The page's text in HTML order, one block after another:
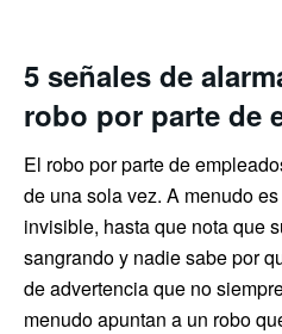
5 señales de
robo por parte de
El robo por parte de
de una sola vez. A menudo
invisible, hasta que nota que
sangrando y nadie sabe por
de advertencia que no
menudo apuntan a un robo